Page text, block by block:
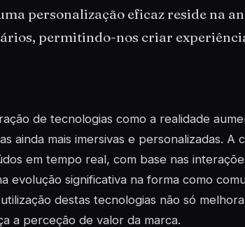
personalização eficaz reside na
permitindo-nos criar
de tecnologias como a realidade
ainda mais imersivas e personalizadas. A
em tempo real, com base nas
evolução significativa na forma como
destas tecnologias não só
a perceção de valor da marca.